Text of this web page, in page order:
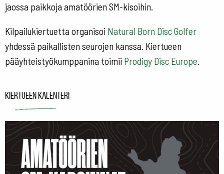
jaossa paikkoja amatöörien SM-kisoihin.
Kilpailukiertuetta organisoi Natural Born Disc Golfer
yhdessä paikallisten seurojen kanssa. Kiertueen
pääyhteistyökumppanina toimii Prodigy Disc Europe.
Kiertueen kalenteri